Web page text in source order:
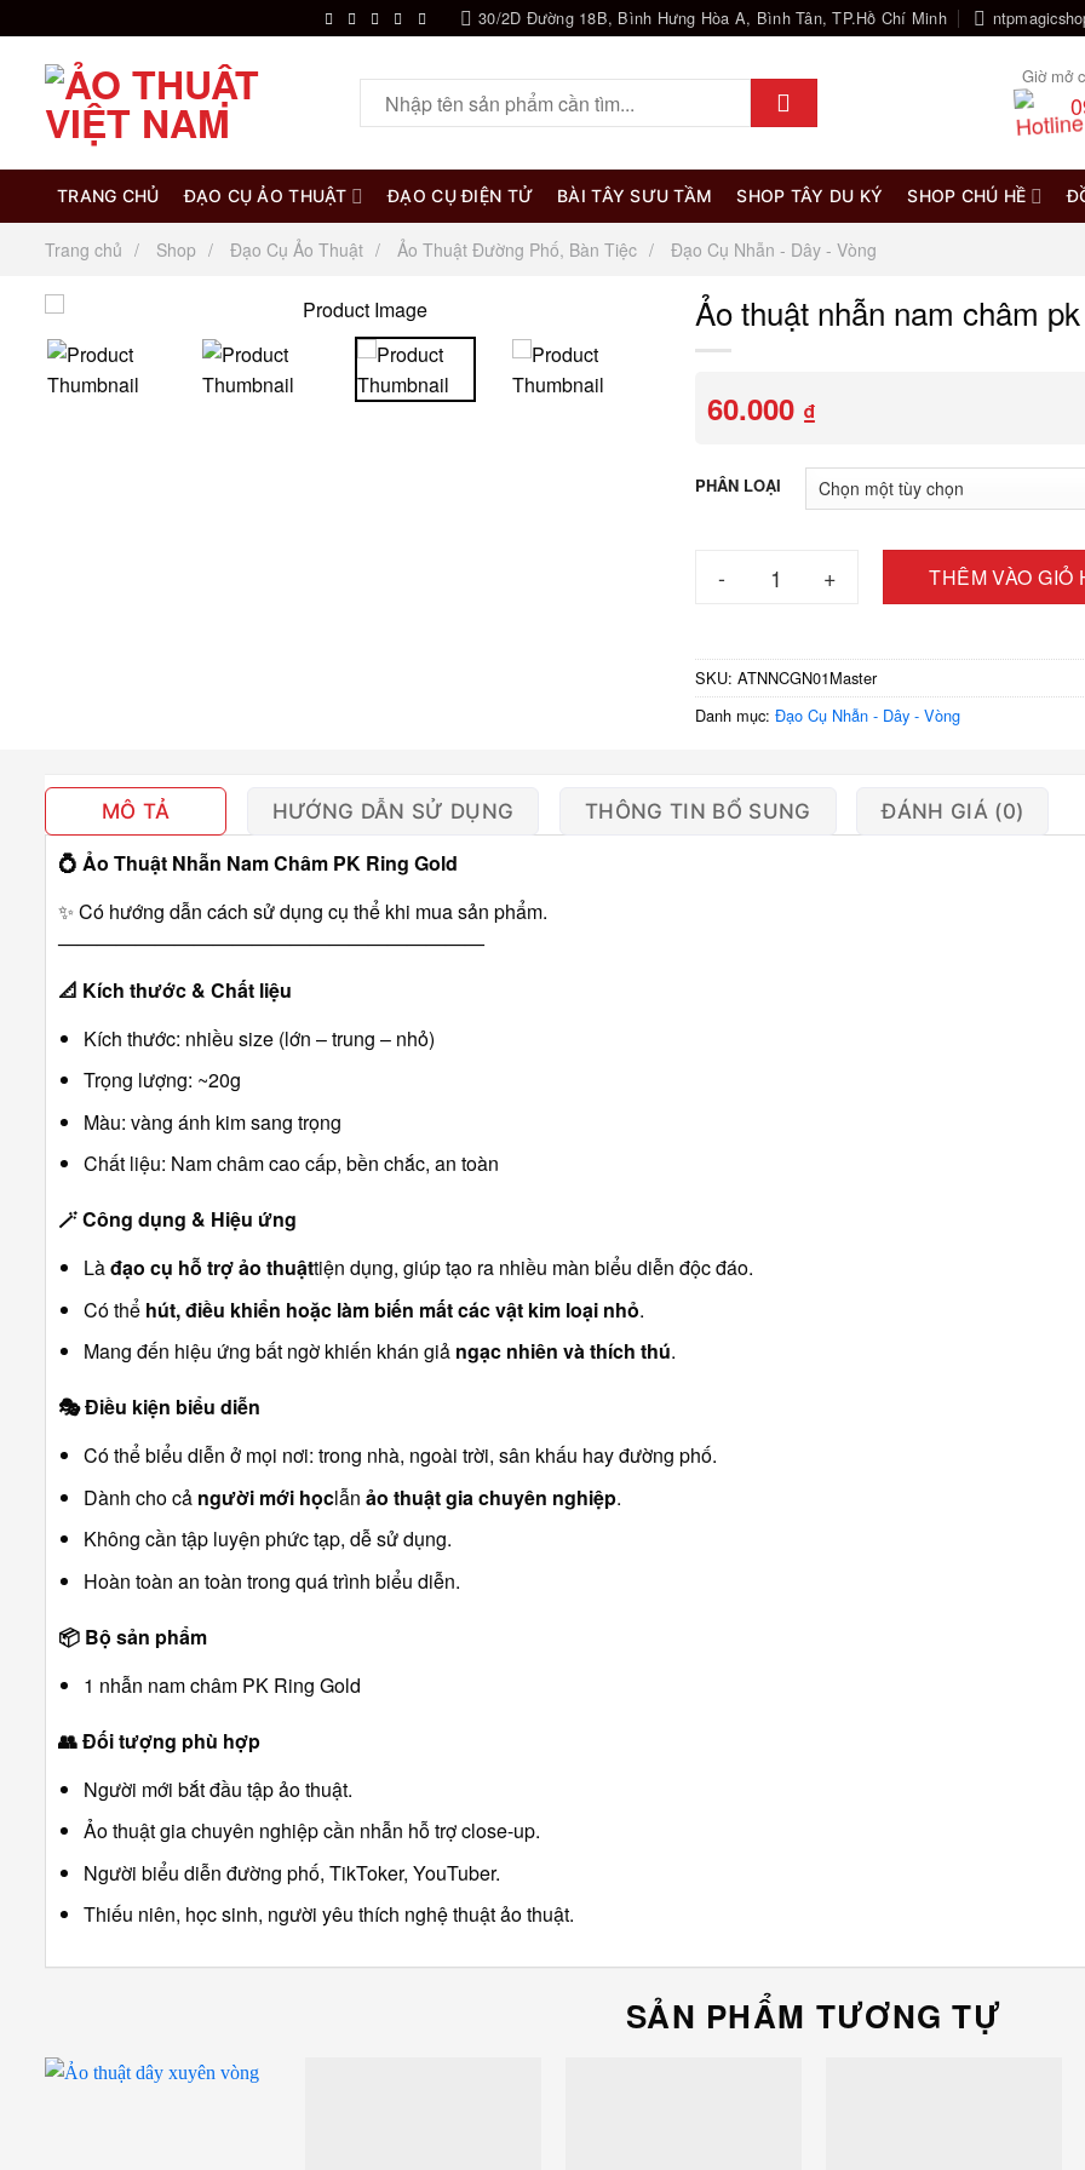
đến
30/2D Đường 18B, Bình Hưng Hòa A, Bình Tân, TP.Hồ Chí Minh
kiếm:
Giờ mở
TRANG CHỦ ĐẠO CỤ ẢO THUẬT ĐẠO CỤ ĐIỆN TỬ BÀI TÂY SƯU TẦM SHOP TÂY DU KÝ SHOP CHÚ HỀ
Trang chủ Shop Đạo Cụ Ảo Thuật Ảo Thuật Đường Phố, Bàn Tiệc Đạo Cụ Nhẫn - Dây - Vòng
Ảo thuật nhẫn nam châm
60.000 ₫
PHÂN LOẠI
Ảo thuật nhẫn nam châm pk ring Gold số lượng
THÊM VÀO GIỎ
SKU: ATNNCGN01Master
Danh mục: Đạo Cụ Nhẫn - Dây - Vòng
MÔ TẢ HƯỚNG DẪN SỬ DỤNG THÔNG TIN BỔ SUNG ĐÁNH GIÁ (0)
💍 Ảo Thuật Nhẫn Nam Châm PK Ring Gold
✨ Có hướng dẫn cách sử dụng cụ thể khi mua sản phẩm.
――――――――――――――――――――――
📐 Kích thước & Chất liệu
Kích thước: nhiều size (lớn – trung – nhỏ)
Trọng lượng: ~20g
Màu: vàng ánh kim sang trọng
Chất liệu: Nam châm cao cấp, bền chắc, an toàn
🪄Công dụng & Hiệu ứng
Làđạo cụ hỗ trợ ảo thuậttiện dụng, giúp tạo ra nhiều màn biểu diễn độc đáo.
Có thể hút, điều khiển hoặc làm biến mất các vật kim loại nhỏ.
Mang đến hiệu ứng bất ngờ khiến khán giả ngạc nhiên và thích thú.
🎭Điều kiện biểu diễn
Có thể biểu diễn ở mọi nơi: trong nhà, ngoài trời, sân khấu hay đường phố.
Dành cho cả người mới họclẫn ảo thuật gia chuyên nghiệp.
Không cần tập luyện phức tạp, dễ sử dụng.
Hoàn toàn an toàn trong quá trình biểu diễn.
📦 Bộ sản phẩm
1 nhẫn nam châm PK Ring Gold
👥Đối tượng phù hợp
Người mới bắt đầu tập ảo thuật.
Ảo thuật gia chuyên nghiệp cần nhẫn hỗ trợ close-up.
Người biểu diễn đường phố, TikToker, YouTuber.
Thiếu niên, học sinh, người yêu thích nghệ thuật ảo thuật.
SẢN PHẨM TƯƠNG TỰ